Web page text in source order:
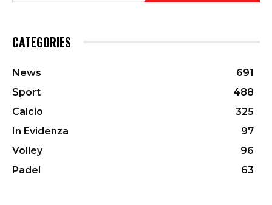
CATEGORIES
News
691
Sport
488
Calcio
325
In Evidenza
97
Volley
96
Padel
63